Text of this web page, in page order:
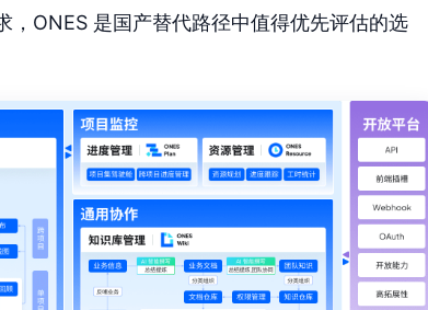
ONES 是国产替代路径中值得优先评估的选